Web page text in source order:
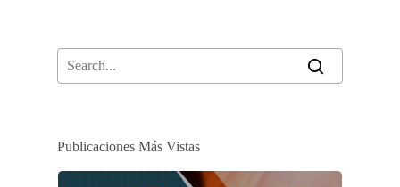
Publicaciones Más Vistas